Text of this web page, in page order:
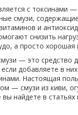
с токсинами
смузи,
и
снизить
а просто
— это средство
добавляете в
Настоящая
— смузи из киви,
найдете в